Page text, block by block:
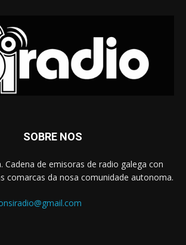
SOBRE NOS
Cadena de emisoras de radio galega con
comarcas da nosa comunidade autonoma.